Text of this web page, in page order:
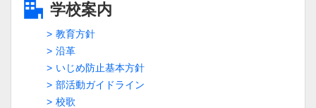
学校案内
教育方針
沿革
いじめ防止基本方針
部活動ガイドライン
校歌